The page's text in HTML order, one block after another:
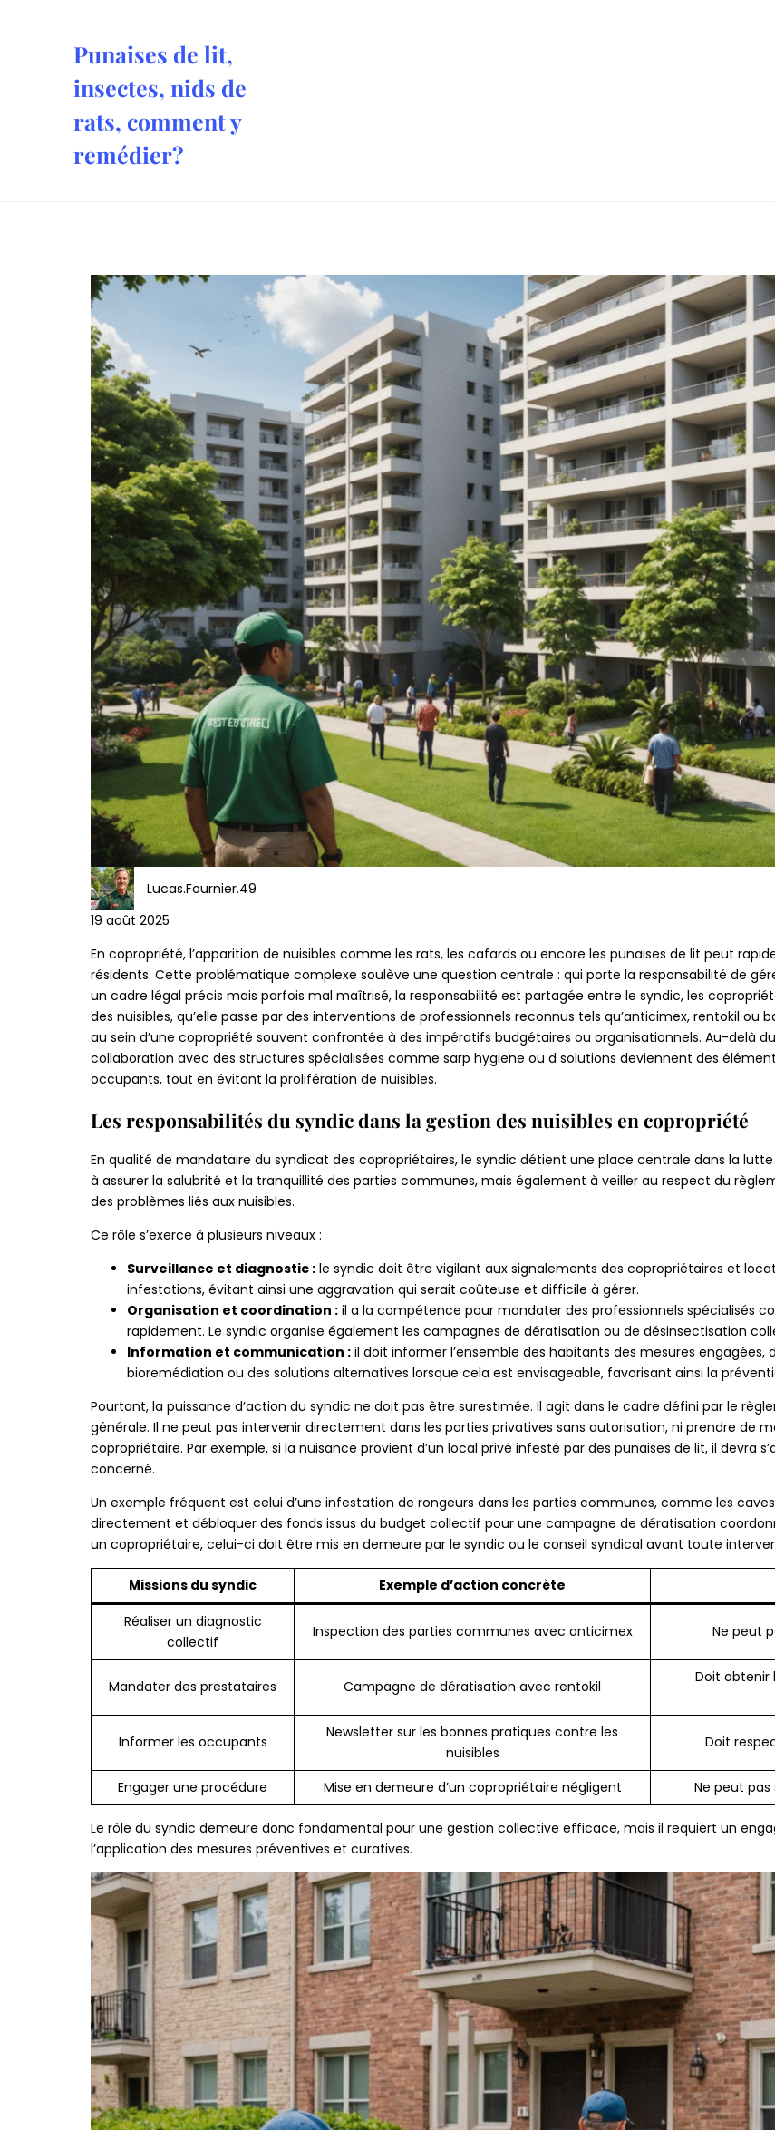
Punaises de lit,
insectes, nids de
rats, comment y
remédier?
Lucas.Fournier.49
19 août 2025
En copropriété, l’apparition de nuisibles comme les rats, les cafards ou encore les punaises de lit peut
résidents. Cette problématique complexe soulève une question centrale : qui porte la responsabilité de
un cadre légal précis mais parfois mal maîtrisé, la responsabilité est partagée entre le syndic, les
des nuisibles, qu’elle passe par des interventions de professionnels reconnus tels qu’anticimex, rentokil
au sein d’une copropriété souvent confrontée à des impératifs budgétaires ou organisationnels. Au-delà
collaboration avec des structures spécialisées comme sarp hygiene ou d solutions deviennent des
occupants, tout en évitant la prolifération de nuisibles.
Les responsabilités du syndic dans la gestion des nuisibles en copropriété
En qualité de mandataire du syndicat des copropriétaires, le syndic détient une place centrale dans la
à assurer la salubrité et la tranquillité des parties communes, mais également à veiller au respect du
des problèmes liés aux nuisibles.
Ce rôle s’exerce à plusieurs niveaux :
Surveillance et diagnostic : le syndic doit être vigilant aux signalements des copropriétaires et
infestations, évitant ainsi une aggravation qui serait coûteuse et difficile à gérer.
Organisation et coordination : il a la compétence pour mandater des professionnels spécialisés
rapidement. Le syndic organise également les campagnes de dératisation ou de désinsectisation
Information et communication : il doit informer l’ensemble des habitants des mesures
bioremédiation ou des solutions alternatives lorsque cela est envisageable, favorisant ainsi la
Pourtant, la puissance d’action du syndic ne doit pas être surestimée. Il agit dans le cadre défini par le
générale. Il ne peut pas intervenir directement dans les parties privatives sans autorisation, ni prendre de
copropriétaire. Par exemple, si la nuisance provient d’un local privé infesté par des punaises de lit, il devra
concerné.
Un exemple fréquent est celui d’une infestation de rongeurs dans les parties communes, comme les
directement et débloquer des fonds issus du budget collectif pour une campagne de dératisation
un copropriétaire, celui-ci doit être mis en demeure par le syndic ou le conseil syndical avant toute
Missions du syndic Exemple d’action concrète
Réaliser un diagnostic
collectif
Inspection des parties communes avec anticimex Ne peut
Mandater des prestataires Campagne de dératisation avec rentokil
Doit obtenir
Informer les occupants
Newsletter sur les bonnes pratiques contre les
nuisibles
Doit
Engager une procédure Mise en demeure d’un copropriétaire négligent Ne peut
Le rôle du syndic demeure donc fondamental pour une gestion collective efficace, mais il requiert un
l’application des mesures préventives et curatives.